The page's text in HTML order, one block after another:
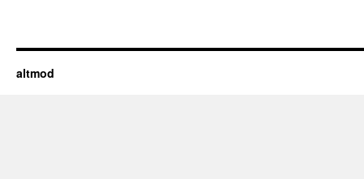
altmod